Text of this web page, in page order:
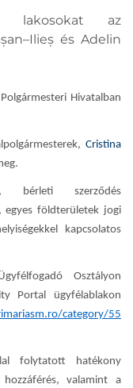
lakosokat az
és Adelin
Hivatalban
Cristina
bérleti szerződés
egyes földterületek jogi
kapcsolatos
Osztályon
Portal ügyfélablakon
category/55
folytatott hatékony
valamint a